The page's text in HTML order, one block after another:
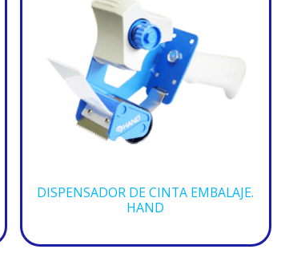
DISPENSADOR DE CINTA EMBALAJE.
HAND